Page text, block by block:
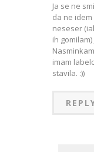
Ja se ne
da ne
neseser
ih
imam
stavila. :))